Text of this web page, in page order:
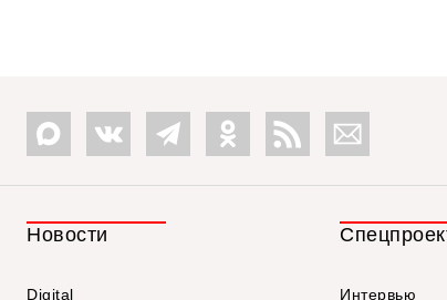
Новости
Digital Интервью